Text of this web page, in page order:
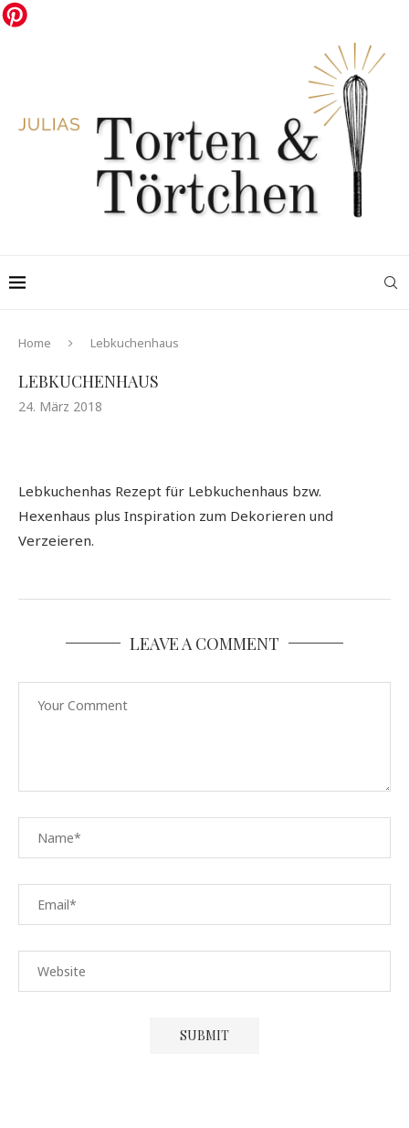
Home Lebkuchenhaus
LEBKUCHENHAUS
24. März 2018
Lebkuchenhas Rezept für Lebkuchenhaus bzw.
Hexenhaus plus Inspiration zum Dekorieren und
Verzeieren.
LEAVE A COMMENT